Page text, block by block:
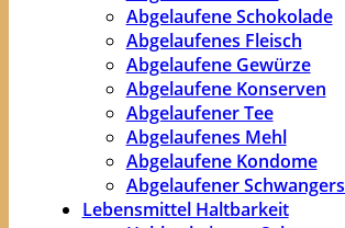
Abgelaufene Schokolade
Abgelaufenes Fleisch
Abgelaufene Gewürze
Abgelaufene Konserven
Abgelaufener Tee
Abgelaufenes Mehl
Abgelaufene Kondome
Abgelaufener
Lebensmittel Haltbarkeit